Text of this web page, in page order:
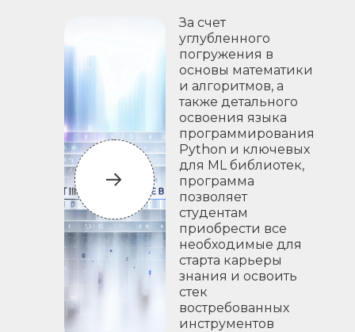
За счет
углубленного
погружения в
основы математики
и алгоритмов, а
также детального
освоения языка
программирования
Python и ключевых
для ML библиотек,
программа
позволяет
студентам
приобрести все
необходимые для
старта карьеры
знания и освоить
стек
востребованных
инструментов